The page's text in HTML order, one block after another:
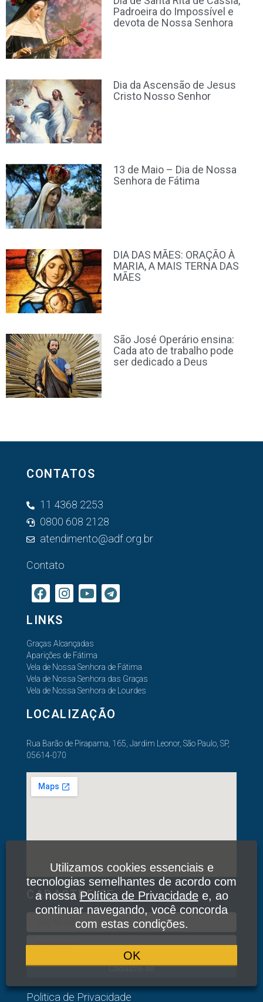
Padroeira do Impossível e
devota de Nossa Senhora
Dia da Ascensão de Jesus
Cristo Nosso Senhor
13 de Maio – Dia de Nossa
Senhora de Fátima
DIA DAS MÃES: ORAÇÃO À
MARIA, A MAIS TERNA DAS
MÃES
São José Operário ensina:
Cada ato de trabalho pode
ser dedicado a Deus
CONTATOS
11 4368 2253
0800 608 2128
atendimento@adf.org.br
Contato
LINKS
Graças Alcançadas
Aparições de Fátima
Vela de Nossa Senhora de Fátima
Vela de Nossa Senhora das Graças
Vela de Nossa Senhora de Lourdes
LOCALIZAÇÃO
Rua Barão de Pirapama, 165, Jardim Leonor, São Paulo, SP,
05614-070
CADASTRE-SE
Cadastre-se
Politica de Privacidade
Utilizamos cookies essenciais e
tecnologias semelhantes de acordo com
a nossaPolítica de Privacidadee, ao
continuar navegando, você concorda
com estas condições.
OK